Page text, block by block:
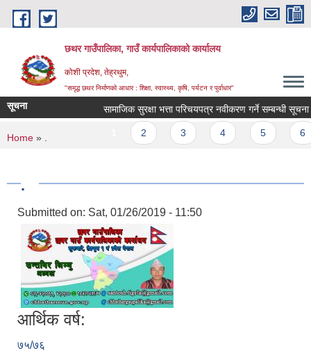
Skip to main content
छथर गाउँपालिका, गाउँ कार्यपालिकाको कार्यालय
कोशी प्रदेश, तेह्रथुम,
"समृद्ध छथर निर्माणको आधार : शिक्षा, स्वास्थ्य, कृषि, पर्यटन र पुर्वाधार”
सूचना सामाजिक सुरक्षा भत्ता परिचयपत्र नवीकरण गर्ने सम्बन्धी सूचना ।
Pages
You are here
Home » .
.
Submitted on: Sat, 01/26/2019 - 11:50
आर्थिक वर्ष:
७५/७६